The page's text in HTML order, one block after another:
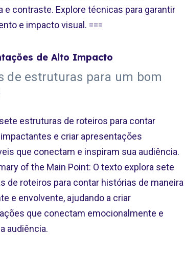
e contraste. Explore técnicas para garantir
e impacto visual. ===
de Alto Impacto
de estruturas para um bom
estruturas de roteiros para contar
e criar apresentações
que conectam e inspiram sua audiência.
of the Main Point: O texto explora sete
de roteiros para contar histórias de maneira
e envolvente, ajudando a criar
que conectam emocionalmente e
audiência.